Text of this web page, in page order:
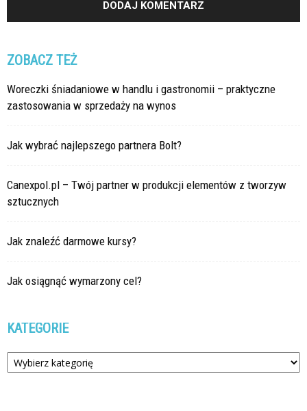
ZOBACZ TEŻ
Woreczki śniadaniowe w handlu i gastronomii – praktyczne
zastosowania w sprzedaży na wynos
Jak wybrać najlepszego partnera Bolt?
Canexpol.pl – Twój partner w produkcji elementów z tworzyw
sztucznych
Jak znaleźć darmowe kursy?
Jak osiągnąć wymarzony cel?
KATEGORIE
Kategorie